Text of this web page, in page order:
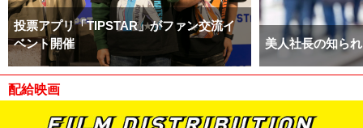
投票アプリ「TIPSTAR」がファン交流イ
ベント開催
美人社長の知ら
配給映画